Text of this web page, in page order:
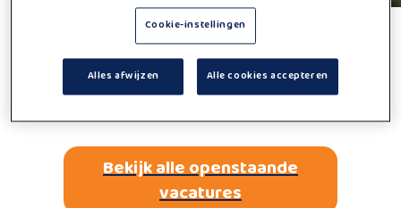
Helaas,
deze vacature kan niet
Bekijk alle openstaande
vacatures
Cookie-instellingen
Alles afwijzen Alle cookies accepteren